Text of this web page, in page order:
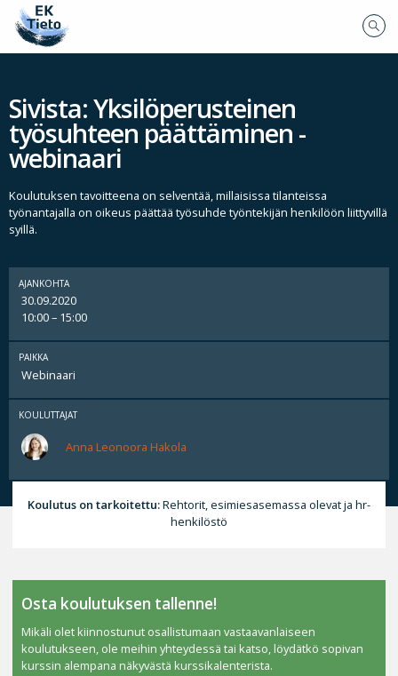
Sivista: Yksilöperusteinen
työsuhteen päättäminen -
webinaari
Koulutuksen tavoitteena on selventää, millaisissa tilanteissa
työnantajalla on oikeus päättää työsuhde työntekijän henkilöön liittyvillä
syillä.
AJANKOHTA
30.09.2020
10:00 – 15:00
PAIKKA
Webinaari
KOULUTTAJAT
Anna Leonoora Hakola
Koulutus on tarkoitettu:Rehtorit, esimiesasemassa olevat ja hr-
henkilöstö
Osta koulutuksen tallenne!
Mikäli olet kiinnostunut osallistumaan vastaavanlaiseen
koulutukseen, ole meihin yhteydessä tai katso, löydätkö sopivan
kurssin alempana näkyvästä kurssikalenterista.